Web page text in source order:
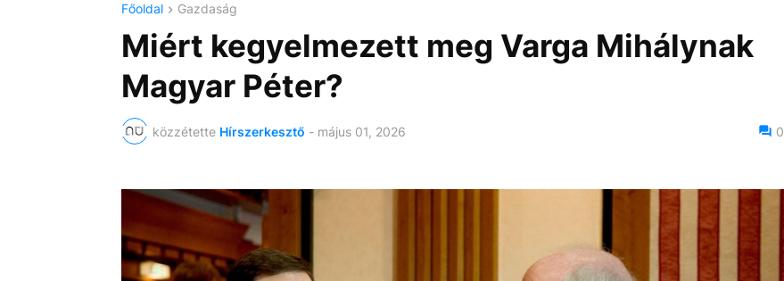
Főoldal Gazdaság
Miért kegyelmezett meg Varga Mihálynak
Magyar Péter?
közzétette Hírszerkesztő - május 01, 2026 0